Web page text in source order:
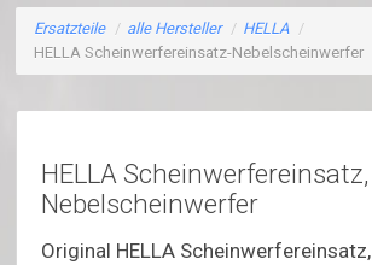
Ersatzteile / alle Hersteller / HELLA /
HELLA Scheinwerfereinsatz-Nebelscheinwerfer
HELLA Scheinwerfereinsatz,
Nebelscheinwerfer
Original HELLA Scheinwerfereinsatz,